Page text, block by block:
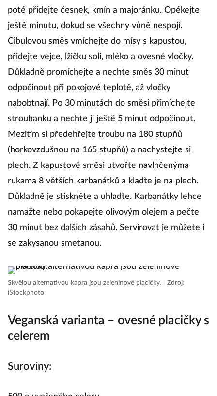
poté přidejte česnek, kmín a majoránku. Opékejte
ještě minutu, dokud se všechny vůně nespojí.
Cibulovou směs vmíchejte do mísy s kapustou,
přidejte vejce, lžičku soli, mléko a ovesné vločky.
Důkladně promíchejte a nechte směs 30 minut
odpočinout při pokojové teplotě, až vločky
nabobtnají. Po 30 minutách do směsi přimíchejte
strouhanku a nechte ji ještě 5 minut odpočinout.
Mezitím si předehřejte troubu na 180 stupňů
(horkovzdušnou na 165 stupňů) a nachystejte si
plech. Z kapustové směsi utvořte navlhčenýma
rukama 8 větších karbanátků a klaďte je na plech.
Důkladně je stiskněte a uhlaďte. Karbanátky lehce
namažte nebo pokapejte olivovým olejem a pečte
30 minut bez dalších zásahů. Servírovat je můžete i
se zakysanou smetanou.
Skvělou alternativou kapra jsou zeleninové placičky.
Zdroj:
iStockphoto
Veganská varianta – ovesné placičky s
celerem
Suroviny: